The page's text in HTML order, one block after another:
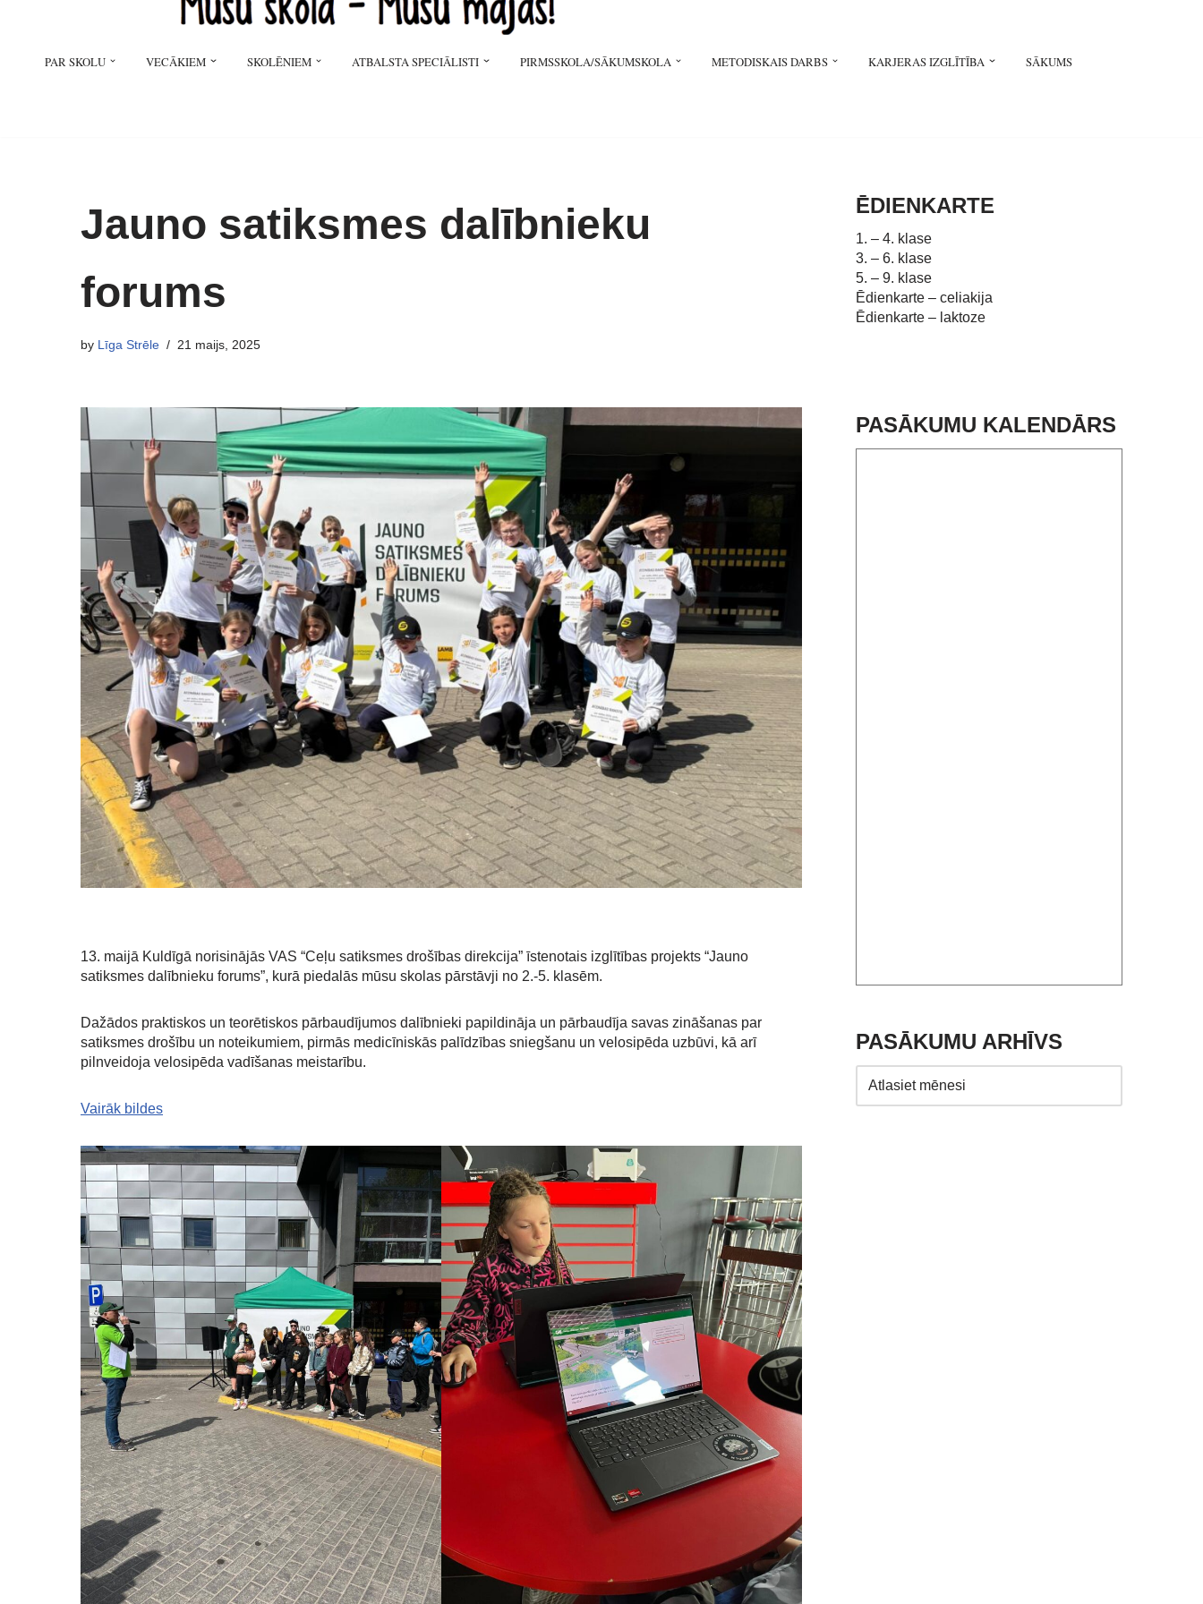
PAR SKOLU VECĀKIEM SKOLĒNIEM ATBALSTA SPECIĀLISTI PIRMSSKOLA/SĀKUMSKOLA METODISKAIS DARBS KARJERAS IZGLĪTĪBA SĀKUMS
Jauno satiksmes dalībnieku
forums
by Līga Strēle 21 maijs, 2025
13. maijā Kuldīgā norisinājās VAS “Ceļu satiksmes drošības direkcija” īstenotais izglītības projekts “Jauno
satiksmes dalībnieku forums”, kurā piedalās mūsu skolas pārstāvji no 2.-5. klasēm.
Dažādos praktiskos un teorētiskos pārbaudījumos dalībnieki papildināja un pārbaudīja savas zināšanas par
satiksmes drošību un noteikumiem, pirmās medicīniskās palīdzības sniegšanu un velosipēda uzbūvi, kā arī
pilnveidoja velosipēda vadīšanas meistarību.
Vairāk bildes
ĒDIENKARTE
1. – 4. klase
3. – 6. klase
5. – 9. klase
Ēdienkarte – celiakija
Ēdienkarte – laktoze
PASĀKUMU KALENDĀRS
PASĀKUMU ARHĪVS